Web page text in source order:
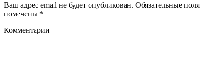
Ваш адрес email не будет опубликован. Обязательные поля
помечены *
Комментарий